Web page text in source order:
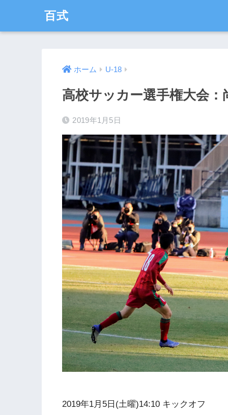
百式
ホーム U-18
高校サッカー選手権大会：
2019年1月5日
2019年1月5日(土曜)14:10 キックオフ